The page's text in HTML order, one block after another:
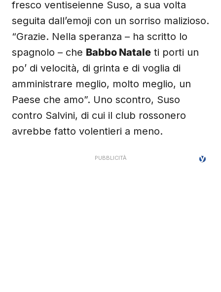
fresco ventiseienne Suso, a sua volta
seguita dall’emoji con un sorriso malizioso.
“Grazie. Nella speranza – ha scritto lo
spagnolo – che Babbo Natale ti porti un
po’ di velocità, di grinta e di voglia di
amministrare meglio, molto meglio, un
Paese che amo”. Uno scontro, Suso
contro Salvini, di cui il club rossonero
avrebbe fatto volentieri a meno.